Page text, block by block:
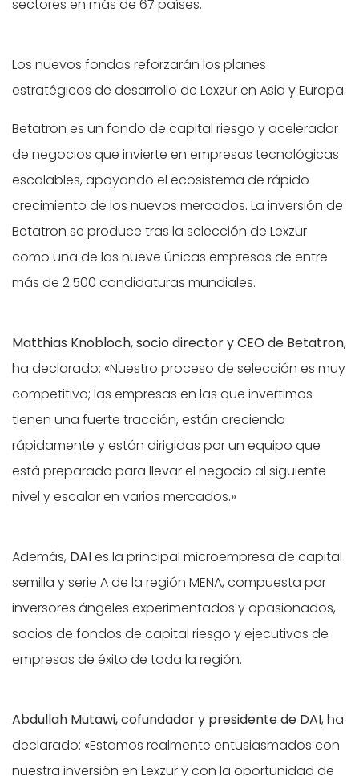
sectores en más de 67 países.
Los nuevos fondos reforzarán los planes
estratégicos de desarrollo de Lexzur en Asia y Europa.
Betatron es un fondo de capital riesgo y acelerador
de negocios que invierte en empresas tecnológicas
escalables, apoyando el ecosistema de rápido
crecimiento de los nuevos mercados. La inversión de
Betatron se produce tras la selección de Lexzur
como una de las nueve únicas empresas de entre
más de 2.500 candidaturas mundiales.
Matthias Knobloch, socio director y CEO de Betatron,
ha declarado: «Nuestro proceso de selección es muy
competitivo; las empresas en las que invertimos
tienen una fuerte tracción, están creciendo
rápidamente y están dirigidas por un equipo que
está preparado para llevar el negocio al siguiente
nivel y escalar en varios mercados.»
Además, DAIes la principal microempresa de capital
semilla y serie A de la región MENA, compuesta por
inversores ángeles experimentados y apasionados,
socios de fondos de capital riesgo y ejecutivos de
empresas de éxito de toda la región.
Abdullah Mutawi, cofundador y presidente de DAI, ha
declarado: «Estamos realmente entusiasmados con
nuestra inversión en Lexzur y con la oportunidad de